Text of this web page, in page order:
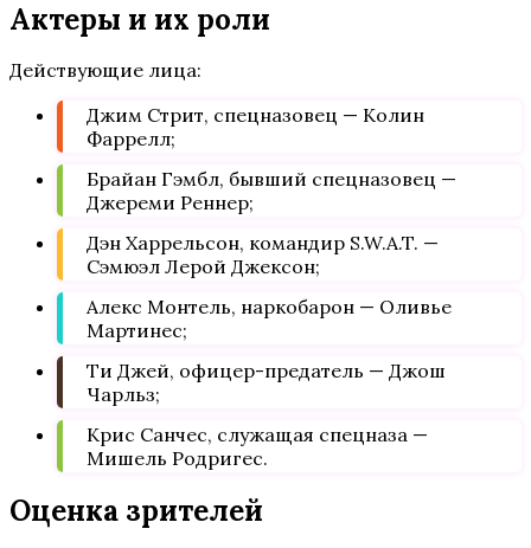
Актеры и их роли
Действующие лица:
Джим Стрит, спецназовец — Колин
Фаррелл;
Брайан Гэмбл, бывший спецназовец —
Джереми Реннер;
Дэн Харрельсон, командир S.W.A.T. —
Сэмюэл Лерой Джексон;
Алекс Монтель, наркобарон — Оливье
Мартинес;
Ти Джей, офицер-предатель — Джош
Чарльз;
Крис Санчес, служащая спецназа —
Мишель Родригес.
Оценка зрителей